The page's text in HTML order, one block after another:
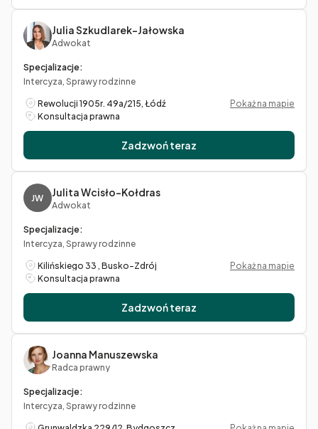
Julia Szkudlarek-Jałowska
Adwokat
Specjalizacje:
Intercyza, Sprawy rodzinne
Rewolucji 1905r. 49a/215, Łódź
Pokaż na mapie
Konsultacja prawna
Zadzwoń teraz
JW Julita Wcisło-Kołdras
Adwokat
Specjalizacje:
Intercyza, Sprawy rodzinne
Kilińskiego 33 , Busko-Zdrój
Pokaż na mapie
Konsultacja prawna
Zadzwoń teraz
Joanna Manuszewska
Radca prawny
Specjalizacje:
Intercyza, Sprawy rodzinne